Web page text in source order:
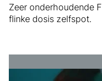
Zeer onderhoudende
flinke dosis zelfspot.